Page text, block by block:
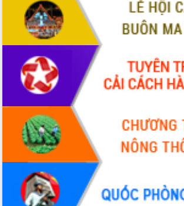
Diễn đàn Kinh tế tư nhân Việt Nam đột
phá cơ chế - Hợp tác công tư
Đề án 06 tạo bước ngoặt đột phá trong
cải cách hành chính tỉnh Đắk Lắk
Kết nối tour, đẩy mạnh chuyển đổi số
để phát triển du lịch Đắk Lắk
Khởi động Dự án Đầu tư xây dựng hạ
tầng kỹ thuật Cụm công nghiệp Tân
Tiến
Gặp mặt các cơ quan báo chí nhân Kỷ
niệm 101 năm Ngày Báo chí Cách
mạng Việt Nam
Đắk Lắk sơ kết 4 năm triển khai thực
hiện Đề án 06 của Chính phủ
Họp báo thông tin về Hội nghị Công bố
Quy hoạch và Xúc tiến đầu tư tỉnh Đắk